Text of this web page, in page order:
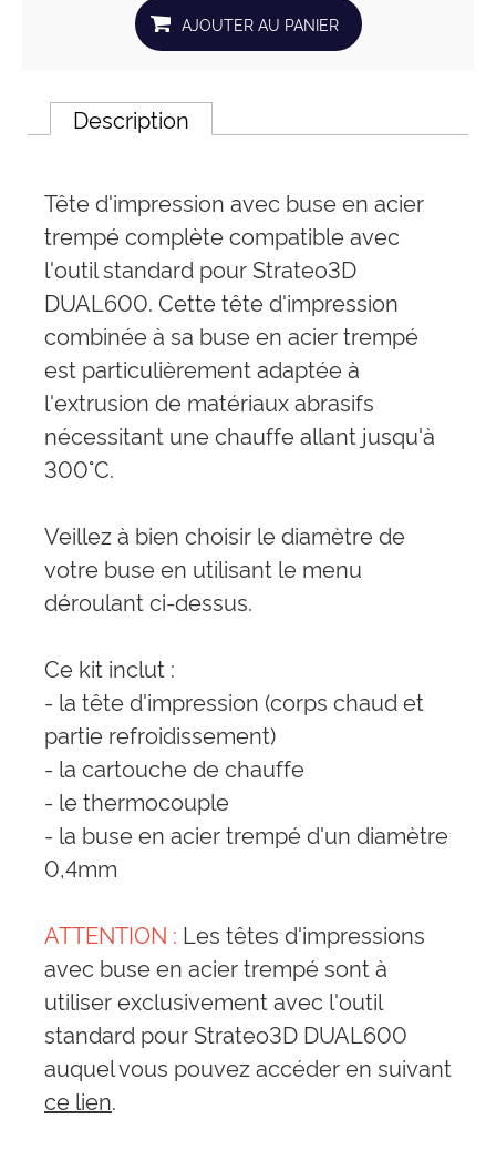
Description
Tête d'impression avec buse en acier
trempé complète compatible avec
l'outil standard pour Strateo3D
DUAL600. Cette tête d'impression
combinée à sa buse en acier trempé
est particulièrement adaptée à
l'extrusion de matériaux abrasifs
nécessitant une chauffe allant jusqu'à
300°C.
Veillez à bien choisir le diamètre de
votre buse en utilisant le menu
déroulant ci-dessus.
Ce kit inclut :
- la tête d'impression (corps chaud et
partie refroidissement)
- la cartouche de chauffe
- le thermocouple
- la buse en acier trempé d'un diamètre
0,4mm
ATTENTION : Les têtes d'impressions
avec buse en acier trempé sont à
utiliser exclusivement avec l'outil
standard pour Strateo3D DUAL600
auquel vous pouvez accéder en suivant
ce lien.